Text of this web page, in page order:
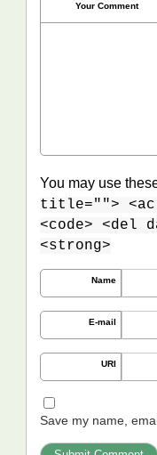
Your Comment
You may use
title="">
<code> <del
<strong>
Name
E-mail
URI
Save my name,